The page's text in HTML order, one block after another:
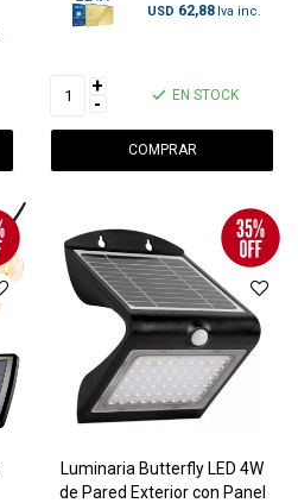
USD 62,88
+
- EN STOCK
Luminaria Butterfly LED 4W
de Pared Exterior con Panel